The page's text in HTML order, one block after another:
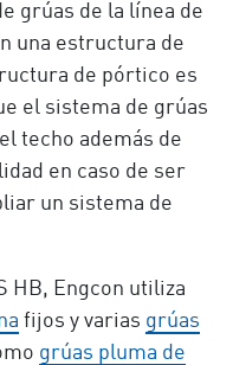
grúas de la línea de
una estructura de
de pórtico es
el sistema de grúas
techo además de
en caso de ser
un sistema de
HB, Engcon utiliza
fijos y varias grúas
grúas pluma de